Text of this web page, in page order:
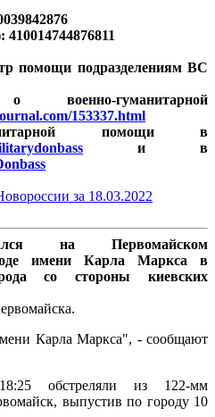
помощи подразделениям ВС
гуманитарной
153337.html
помощи в
и в
за 18.03.2022
на Первомайском
имени Карла Маркса в
со стороны киевских
Карла Маркса", - сообщают
обстреляли из 122-мм
выпустив по городу 10